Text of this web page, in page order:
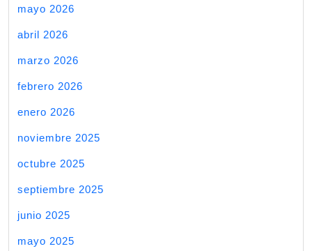
mayo 2026
abril 2026
marzo 2026
febrero 2026
enero 2026
noviembre 2025
octubre 2025
septiembre 2025
junio 2025
mayo 2025